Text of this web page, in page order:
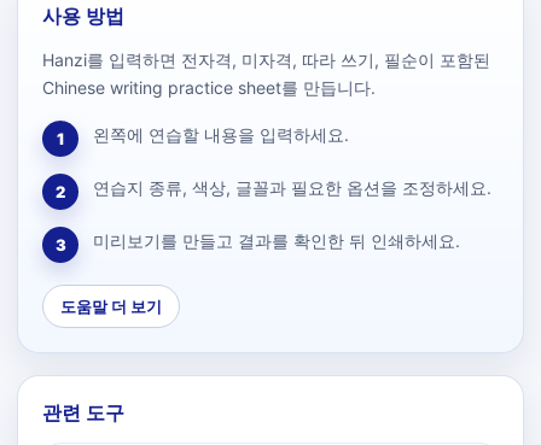
사용 방법
Hanzi를 입력하면 전자격, 미자격, 따라 쓰기, 필순이 포함된
Chinese writing practice sheet를 만듭니다.
1 왼쪽에 연습할 내용을 입력하세요.
2 연습지 종류, 색상, 글꼴과 필요한 옵션을 조정하세요.
3 미리보기를 만들고 결과를 확인한 뒤 인쇄하세요.
도움말 더 보기
관련 도구